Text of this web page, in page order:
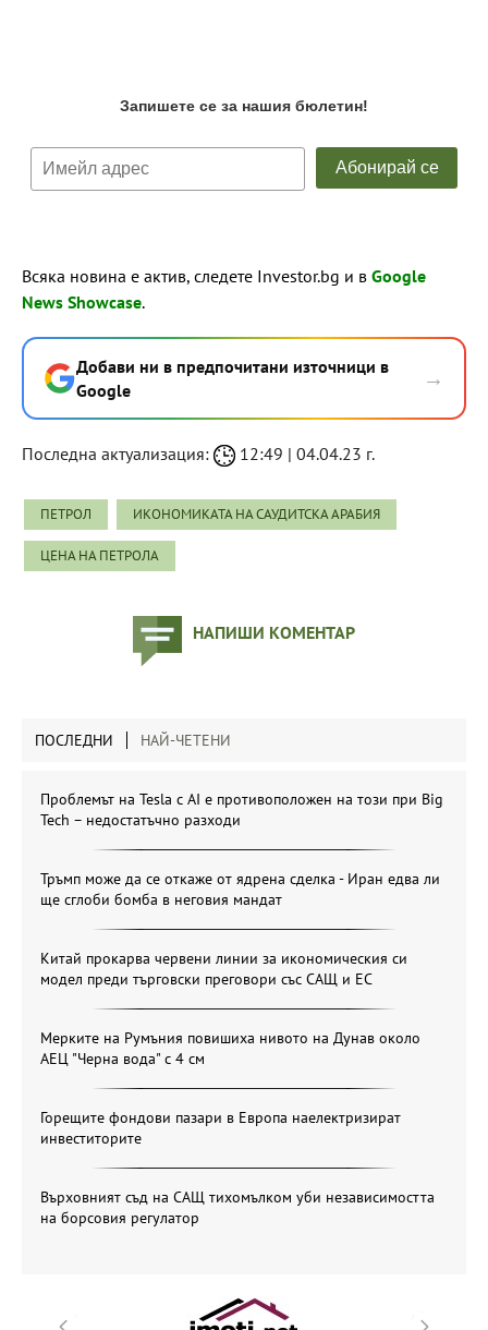
Всяка новина е актив, следете Investor.bg и в Google
News Showcase.
Добави ни в предпочитани източници в
Google
→
Последна актуализация: 12:49 | 04.04.23 г.
ПЕТРОЛ ИКОНОМИКАТА НА САУДИТСКА АРАБИЯ
ЦЕНА НА ПЕТРОЛА
НАПИШИ КОМЕНТАР
ПОСЛЕДНИ НАЙ-ЧЕТЕНИ
Проблемът на Tesla с AI е противоположен на този при Big
Tech – недостатъчно разходи
Тръмп може да се откаже от ядрена сделка - Иран едва ли
ще сглоби бомба в неговия мандат
Китай прокарва червени линии за икономическия си
модел преди търговски преговори със САЩ и ЕС
Мерките на Румъния повишиха нивото на Дунав около
АЕЦ "Черна вода" с 4 см
Горещите фондови пазари в Европа наелектризират
инвеститорите
Върховният съд на САЩ тихомълком уби независимостта
на борсовия регулатор